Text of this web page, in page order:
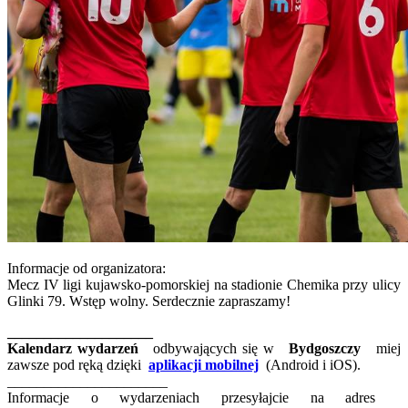
Informacje od organizatora:
Mecz IV ligi kujawsko-pomorskiej na stadionie Chemika przy ulicy
Glinki 79. Wstęp wolny. Serdecznie zapraszamy!
Kalendarz wydarzeń odbywających się wBydgoszczy miej
zawsze pod ręką dzięki aplikacji mobilnej (Android i iOS).
Informacje o wydarzeniach przesyłajcie na adres